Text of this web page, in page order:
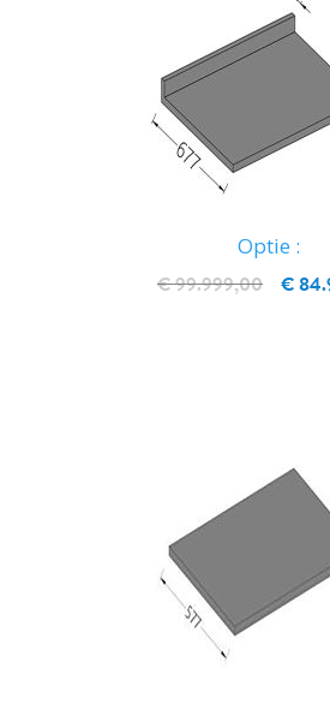
Optie :
€
€ 99.999,00